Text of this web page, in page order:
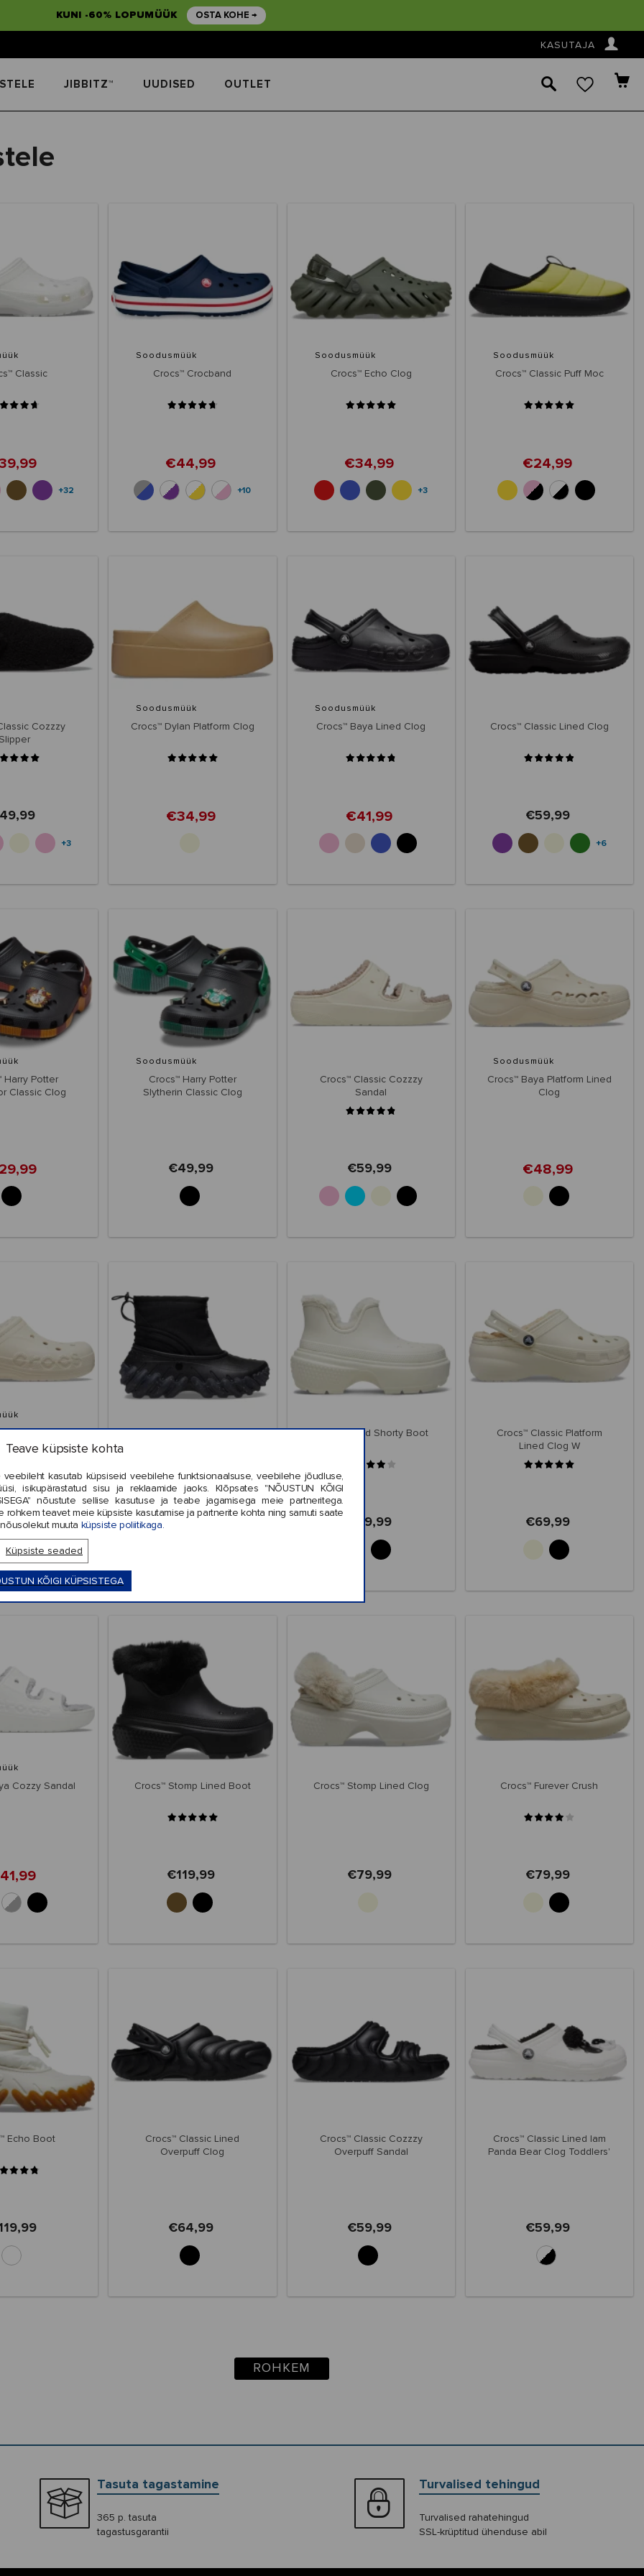
KUNI -60% LOPUMÜÜK OSTA KOHE →
KASUTAJA 👤
🔎
JIBBITZ™ UUDISED OUTLET
Teave küpsiste kohta
veebileht kasutab küpsiseid veebilehe funktsionaalsuse, veebilehe jõudluse,
isikupärastatud sisu ja reklaamide jaoks. Klõpsates "NÕUSTUN KÕIGI
nõustute sellise kasutuse ja teabe jagamisega meie partneritega.
rohkem teavet meie küpsiste kasutamise ja partnerite kohta ning samuti saate
muuta küpsiste poliitikaga.
Küpsiste seaded
KÕIGI KÜPSISTEGA
Classic
+32
Soodusmüük
Crocs™ Crocband
€44,99
+10
Soodusmüük
Crocs™ Echo Clog
€34,99
+3
Soodusmüük
Crocs™ Classic Puff Moc
€24,99
Cozzzy
+3
Soodusmüük
Crocs™ Dylan Platform Clog
€34,99
Soodusmüük
Crocs™ Baya Lined Clog
€41,99
Crocs™ Classic Lined Clog
€59,99
+6
Harry Potter
Classic Clog
Soodusmüük
Crocs™ Harry Potter
Slytherin Classic Clog
€49,99
Crocs™ Classic Cozzzy
Sandal
€59,99
Soodusmüük
Crocs™ Baya Platform Lined
Clog
€48,99
Lined Fuzz
Clog
Crocs™ Echo Boot Z Shield
€129,99
Stomp Lined Shorty Boot
€89,99
Crocs™ Classic Platform
Lined Clog W
€69,99
Cozzy Sandal Crocs™ Stomp Lined Boot
€119,99
Crocs™ Stomp Lined Clog
€79,99
Crocs™ Furever Crush
€79,99
Echo Boot
Crocs™ Classic Lined
Overpuff Clog
€64,99
Crocs™ Classic Cozzzy
Overpuff Sandal
€59,99
Crocs™ Classic Lined Iam
Panda Bear Clog Toddlers'
€59,99
ROHKEM
Tasuta tagastamine
365 p. tasuta
tagastusgarantii
Turvalised tehingud
Turvalised rahatehingud
SSL-krüptitud ühenduse abil